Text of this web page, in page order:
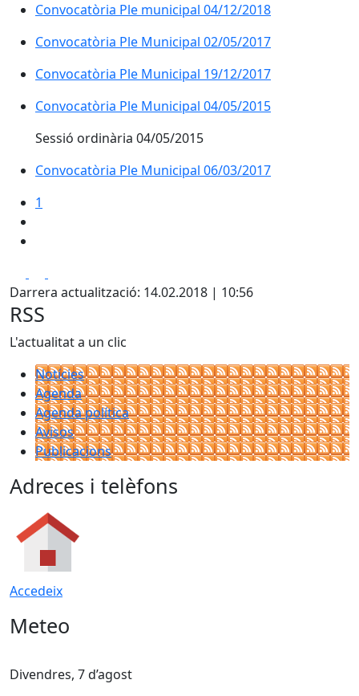
Convocatòria Ple municipal 04/12/2018
Convocatòria Ple Municipal 02/05/2017
Convocatòria Ple Municipal 19/12/2017
Convocatòria Ple Municipal 04/05/2015
Sessió ordinària 04/05/2015
Convocatòria Ple Municipal 06/03/2017
1
Darrera actualització: 14.02.2018 | 10:56
RSS
L'actualitat a un clic
Notícies
Agenda
Agenda política
Avisos
Publicacions
Adreces i telèfons
Accedeix
Meteo
Divendres, 7 d’agost